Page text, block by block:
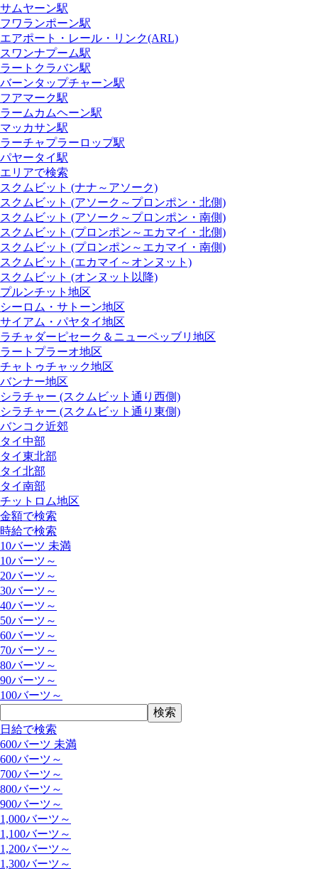
サムヤーン駅
フワランポーン駅
エアポート・レール・リンク(ARL)
スワンナプーム駅
ラートクラバン駅
バーンタップチャーン駅
フアマーク駅
ラームカムヘーン駅
マッカサン駅
ラーチャプラーロップ駅
パヤータイ駅
エリアで検索
スクムビット (ナナ～アソーク)
スクムビット (アソーク～プロンポン・北側)
スクムビット (アソーク～プロンポン・南側)
スクムビット (プロンポン～エカマイ・北側)
スクムビット (プロンポン～エカマイ・南側)
スクムビット (エカマイ～オンヌット)
スクムビット (オンヌット以降)
プルンチット地区
シーロム・サトーン地区
サイアム・パヤタイ地区
ラチャダーピセーク＆ニューペッブリ地区
ラートプラーオ地区
チャトゥチャック地区
バンナー地区
シラチャー (スクムビット通り西側)
シラチャー (スクムビット通り東側)
バンコク近郊
タイ中部
タイ東北部
タイ北部
タイ南部
チットロム地区
金額で検索
時給で検索
10バーツ 未満
10バーツ～
20バーツ～
30バーツ～
40バーツ～
50バーツ～
60バーツ～
70バーツ～
80バーツ～
90バーツ～
100バーツ～
日給で検索
600バーツ 未満
600バーツ～
700バーツ～
800バーツ～
900バーツ～
1,000バーツ～
1,100バーツ～
1,200バーツ～
1,300バーツ～